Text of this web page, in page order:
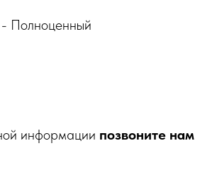
Полноценный
информации позвоните нам